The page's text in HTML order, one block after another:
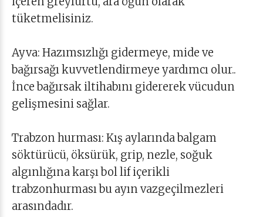
tüketmelisiniz.
Ayva: Hazımsızlığı gidermeye, mide ve
bağırsağı kuvvetlendirmeye yardımcı olur..
İnce bağırsak iltihabını gidererek vücudun
gelişmesini sağlar.
Trabzon hurması: Kış aylarında balgam
söktürücü, öksürük, grip, nezle, soğuk
algınlığına karşı bol lif içerikli
trabzonhurması bu ayın vazgeçilmezleri
arasındadır.